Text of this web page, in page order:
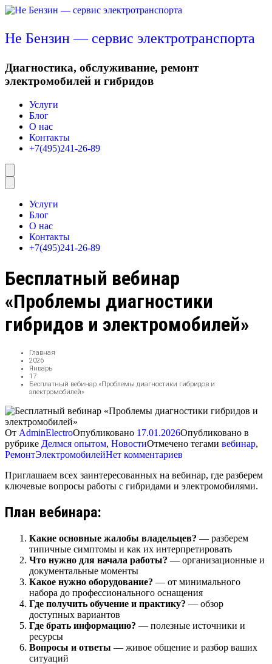
Перейти
содержимому
Не Бензин — сервис электротранспорта
Диагностика, обслуживание, ремонт
электромобилей и гибридов
Услуги
Блог
О нас
Контакты
+7(495)241-26-89
Услуги
Блог
О нас
Контакты
+7(495)241-26-89
Бесплатный вебинар
«Проблемы диагностики
гибридов и электромобилей»
Главная
2026
Январь
17
Бесплатный вебинар «Проблемы диагностики гибридов и
электромобилей»
От AdminElectroОпубликовано 17.01.2026Опубликовано в
рубрике Делмся опытом, НовостиОтмечено тегами вебинар,
РемонтЭлектромобилейНет комментариев
вебинар
«Проблемы
Приглашаем всех заинтересованных на вебинар, где разберем
ключевые вопросы работы с гибридами и электромобилями.
План вебинара:
Какие основные жалобы владельцев? — разберем
типичные симптомы и как их интерпретировать
Что нужно для начала работы? — организационные и
документальные моменты
Какое нужно оборудование? — от минимального
набора до профессионального оснащения
Где получить обучение и практику? — обзор
доступных вариантов
Где брать информацию? — полезные источники и
ресурсы
Вопросы и ответы — живое общение и разбор ваших
ситуаций